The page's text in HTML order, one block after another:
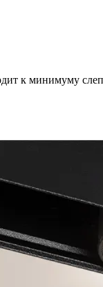
к минимуму